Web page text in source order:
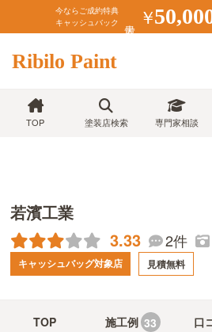
今ならご成約特典
キャッシュバック
￥
Ribilo Paint
TOP 塗装店検索 専門家相談
若濱工業
3.33 2件
キャッシュバッグ対象店 見積無料
TOP 施工例 33 口